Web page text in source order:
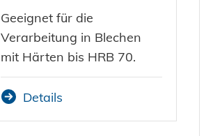
Geeignet für die
Verarbeitung in Blechen
mit Härten bis HRB 70.
Details